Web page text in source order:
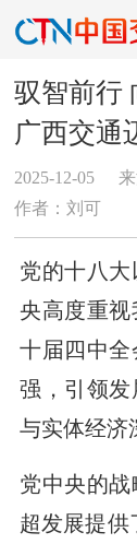
驭智前行
广西交通
2025-12-05
作者：刘可
党的十八
央高度重
十届四中
强，引领
与实体经济
党中央的
超发展提供